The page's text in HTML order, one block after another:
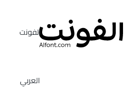
الفونت
العربي